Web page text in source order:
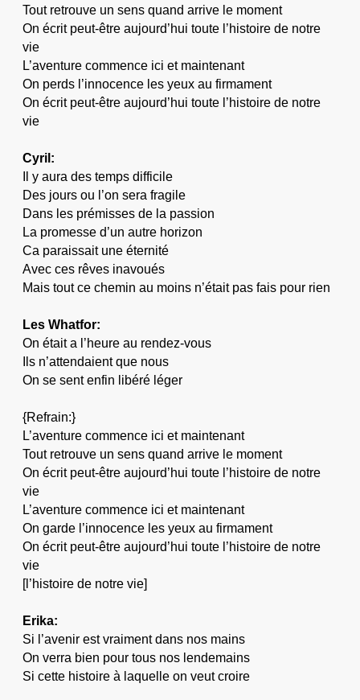
Tout retrouve un sens quand arrive le moment
On écrit peut-être aujourd’hui toute l’histoire de notre
vie
L’aventure commence ici et maintenant
On perds l’innocence les yeux au firmament
On écrit peut-être aujourd’hui toute l’histoire de notre
vie
Cyril:
Il y aura des temps difficile
Des jours ou l’on sera fragile
Dans les prémisses de la passion
La promesse d’un autre horizon
Ca paraissait une éternité
Avec ces rêves inavoués
Mais tout ce chemin au moins n’était pas fais pour rien
Les Whatfor:
On était a l’heure au rendez-vous
Ils n’attendaient que nous
On se sent enfin libéré léger
{Refrain:}
L’aventure commence ici et maintenant
Tout retrouve un sens quand arrive le moment
On écrit peut-être aujourd’hui toute l’histoire de notre
vie
L’aventure commence ici et maintenant
On garde l’innocence les yeux au firmament
On écrit peut-être aujourd’hui toute l’histoire de notre
vie
[l’histoire de notre vie]
Erika:
Si l’avenir est vraiment dans nos mains
On verra bien pour tous nos lendemains
Si cette histoire à laquelle on veut croire